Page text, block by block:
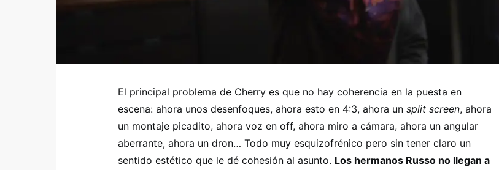
El principal problema de Cherry es que no hay coherencia en la puesta en
escena: ahora unos desenfoques, ahora esto en 4:3, ahora un split screen, ahora
un montaje picadito, ahora voz en off, ahora miro a cámara, ahora un angular
aberrante, ahora un dron… Todo muy esquizofrénico pero sin tener claro un
sentido estético que le dé cohesión al asunto. Los hermanos Russo no llegan a